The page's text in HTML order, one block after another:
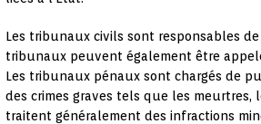
Les tribunaux civils sont responsables
tribunaux peuvent également être
Les tribunaux pénaux sont chargés de
des crimes graves tels que les
traitent généralement des infractions